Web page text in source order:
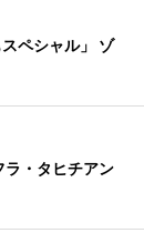
ペシャル」 ゾ
ラ・タヒチアン